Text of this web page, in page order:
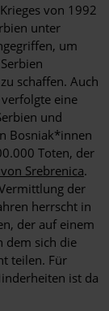
von 1992
unter
um
schaffen. Auch
eine
und
Bosniak*innen
Toten, der
Srebrenica.
der
herrscht in
der auf einem
dem sich die
teilen. Für
ist da